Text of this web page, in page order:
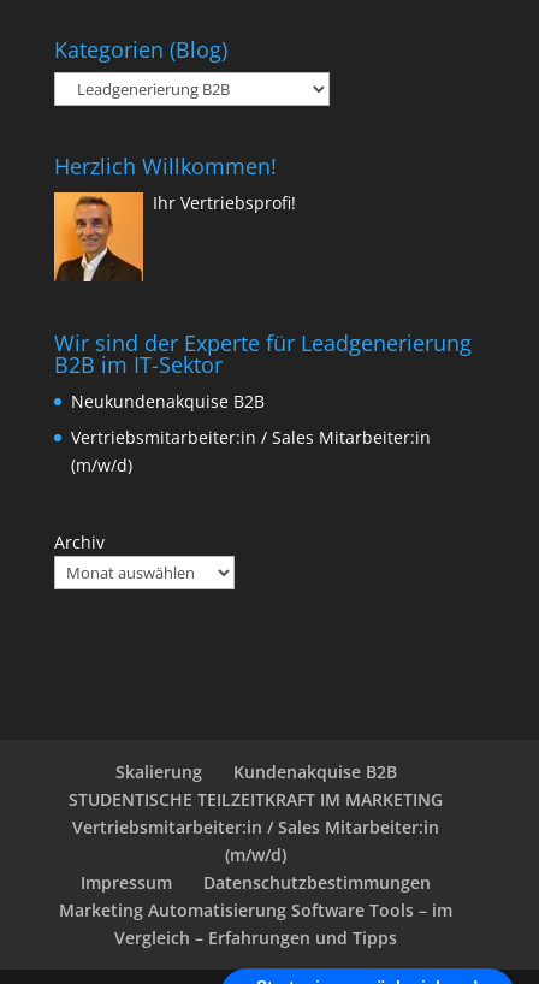
Kategorien (Blog)
Kategorien
(Blog)
Herzlich Willkommen!
Ihr Vertriebsprofi!
Wir sind der Experte für Leadgenerierung
B2B im IT-Sektor
Neukundenakquise B2B
Vertriebsmitarbeiter:in / Sales Mitarbeiter:in
(m/w/d)
Archiv
Skalierung
Kundenakquise B2B
STUDENTISCHE TEILZEITKRAFT IM MARKETING
Vertriebsmitarbeiter:in / Sales Mitarbeiter:in
(m/w/d)
Impressum
Datenschutzbestimmungen
Marketing Automatisierung Software Tools – im
Vergleich – Erfahrungen und Tipps